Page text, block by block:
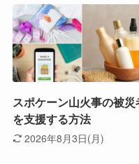
スポケーン山火事の被災
を支援する方法
2026年8月3日(月)